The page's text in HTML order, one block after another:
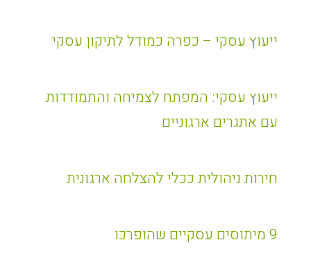
ייעוץ עסקי – כפרה כמודל לתיקון עסקי
ייעוץ עסקי: המפתח לצמיחה והתמודדות
עם אתגרים ארגוניים
חירות ניהולית ככלי להצלחה ארגונית
9 מיתוסים עסקיים שהופרכו